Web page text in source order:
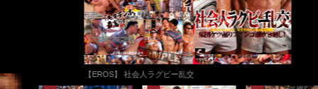
【EROS】 社会人ラグビー乱交